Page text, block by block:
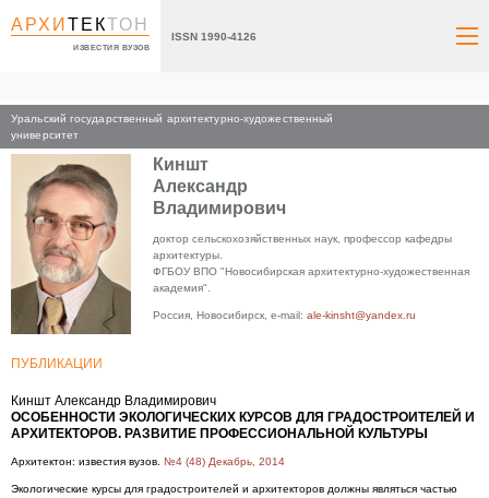
АРХИТЕКТОН
ИЗВЕСТИЯ ВУЗОВ
ISSN 1990-4126
Уральский государственный архитектурно-художественный
университет
Главная
Киншт
Александр
Владимирович
доктор сельскохозяйственных наук, профессор кафедры
архитектуры.
ФГБОУ ВПО "Новосибирская архитектурно-художественная
академия".
Россия, Новосибирск, e-mail: ale-kinsht@yandex.ru
ПУБЛИКАЦИИ
Киншт Александр Владимирович
ОСОБЕННОСТИ ЭКОЛОГИЧЕСКИХ КУРСОВ ДЛЯ ГРАДОСТРОИТЕЛЕЙ И
АРХИТЕКТОРОВ. РАЗВИТИЕ ПРОФЕССИОНАЛЬНОЙ КУЛЬТУРЫ
Архитектон: известия вузов. №4 (48) Декабрь, 2014
Экологические курсы для градостроителей и архитекторов должны являться частью